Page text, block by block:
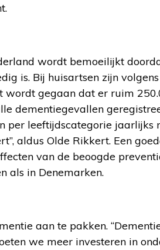
wordt bemoeilijkt
is. Bij huisartsen zijn
wordt gegaan dat er ruim
dementiegevallen
per leeftijdscategorie jaarlijks
aldus Olde Rikkert. Een
van de beoogde
als in Denemarken.
aan te pakken.
we meer investeren in